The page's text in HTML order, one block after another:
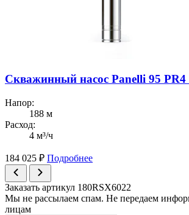
Скважинный насос Panelli 95 PR4
Напор:
188 м
Расход:
4 м³/ч
184 025 ₽ Подробнее
Заказать артикул 180RSX6022
Мы не рассылаем спам. Не передаем
лицам